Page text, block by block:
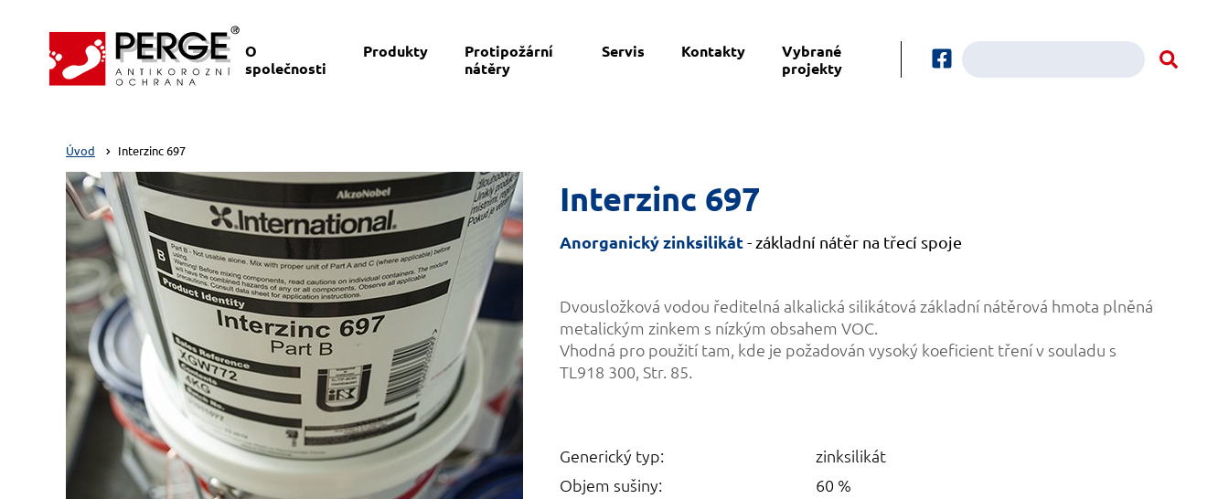
O
společnosti
Produkty
Protipožární
nátěry
Servis Kontakty
Vybrané
projekty
Úvod Interzinc 697
Interzinc 697
Anorganický zinksilikát- základní nátěr na třecí spoje
Dvousložková vodou ředitelná alkalická silikátová základní nátěrová hmota plněná
metalickým zinkem s nízkým obsahem VOC.
Vhodná pro použití tam, kde je požadován vysoký koeficient tření v souladu s
TL918 300, Str. 85.
Generický typ:
zinksilikát
Objem sušiny:
60 %